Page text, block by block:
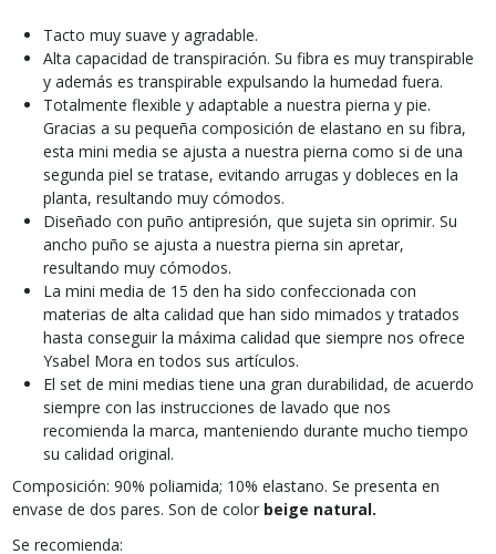
Tacto muy suave y agradable.
Alta capacidad de transpiración. Su fibra es muy transpirable
y además es transpirable expulsando la humedad fuera.
Totalmente flexible y adaptable a nuestra pierna y pie.
Gracias a su pequeña composición de elastano en su fibra,
esta mini media se ajusta a nuestra pierna como si de una
segunda piel se tratase, evitando arrugas y dobleces en la
planta, resultando muy cómodos.
Diseñado con puño antipresión, que sujeta sin oprimir. Su
ancho puño se ajusta a nuestra pierna sin apretar,
resultando muy cómodos.
La mini media de 15 den ha sido confeccionada con
materias de alta calidad que han sido mimados y tratados
hasta conseguir la máxima calidad que siempre nos ofrece
Ysabel Mora en todos sus artículos.
El set de mini medias tiene una gran durabilidad, de acuerdo
siempre con las instrucciones de lavado que nos
recomienda la marca, manteniendo durante mucho tiempo
su calidad original.
Composición: 90% poliamida; 10% elastano. Se presenta en
envase de dos pares. Son de colorbeige natural.
Se recomienda: